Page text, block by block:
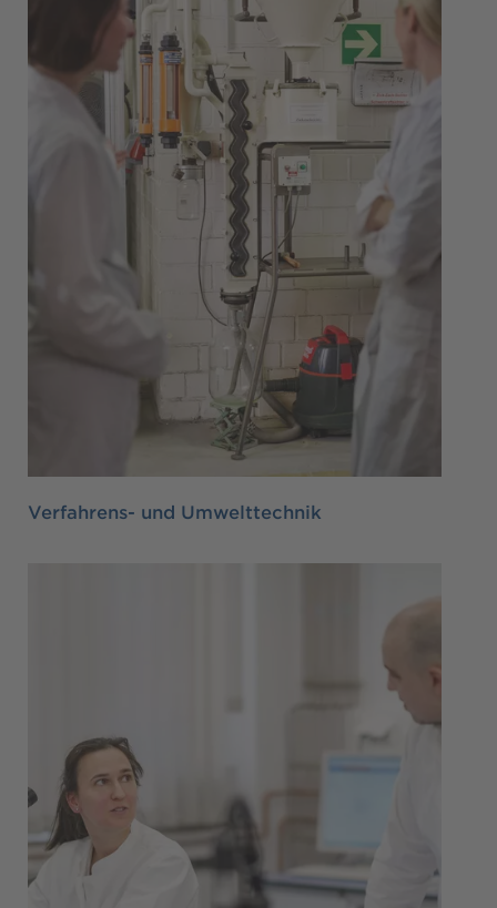
Verfahrens- und Umwelttechnik